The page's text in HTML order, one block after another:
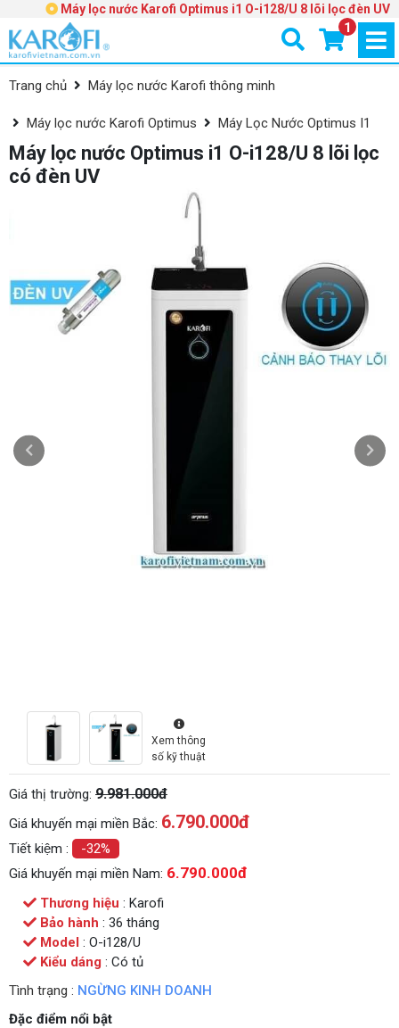
Máy lọc nước Karofi Optimus i1 O-i128/U 8 lõi lọc đèn UV
1
Trang chủ Máy lọc nước Karofi thông minh
Máy lọc nước Karofi Optimus Máy Lọc Nước Optimus I1
Máy lọc nước Optimus i1 O-i128/U 8 lõi lọc
có đèn UV
Xem thông
số kỹ thuật
Giá thị trường: 9.981.000đ
Giá khuyến mại miền Bắc: 6.790.000đ
Tiết kiệm :
-32%
Giá khuyến mại miền Nam: 6.790.000đ
Thương hiệu : Karofi
Bảo hành : 36 tháng
Model : O-i128/U
Kiểu dáng : Có tủ
Tình trạng : NGỪNG KINH DOANH
Đặc điểm nổi bật